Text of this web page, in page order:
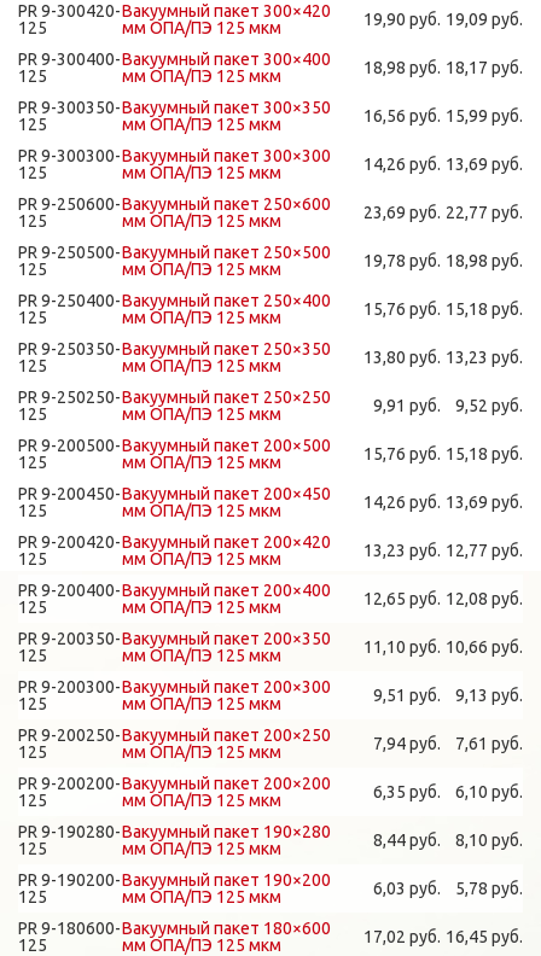
PR 9-300420-
125
Вакуумный пакет 300×420
мм ОПА/ПЭ 125 мкм
19,90 руб. 19,09 руб.
PR 9-300400-
125
Вакуумный пакет 300×400
мм ОПА/ПЭ 125 мкм
18,98 руб. 18,17 руб.
PR 9-300350-
125
Вакуумный пакет 300×350
мм ОПА/ПЭ 125 мкм
16,56 руб. 15,99 руб.
PR 9-300300-
125
Вакуумный пакет 300×300
мм ОПА/ПЭ 125 мкм
14,26 руб. 13,69 руб.
PR 9-250600-
125
Вакуумный пакет 250×600
мм ОПА/ПЭ 125 мкм
23,69 руб. 22,77 руб.
PR 9-250500-
125
Вакуумный пакет 250×500
мм ОПА/ПЭ 125 мкм
19,78 руб. 18,98 руб.
PR 9-250400-
125
Вакуумный пакет 250×400
мм ОПА/ПЭ 125 мкм
15,76 руб. 15,18 руб.
PR 9-250350-
125
Вакуумный пакет 250×350
мм ОПА/ПЭ 125 мкм
13,80 руб. 13,23 руб.
PR 9-250250-
125
Вакуумный пакет 250×250
мм ОПА/ПЭ 125 мкм
9,91 руб. 9,52 руб.
PR 9-200500-
125
Вакуумный пакет 200×500
мм ОПА/ПЭ 125 мкм
15,76 руб. 15,18 руб.
PR 9-200450-
125
Вакуумный пакет 200×450
мм ОПА/ПЭ 125 мкм
14,26 руб. 13,69 руб.
PR 9-200420-
125
Вакуумный пакет 200×420
мм ОПА/ПЭ 125 мкм
13,23 руб. 12,77 руб.
PR 9-200400-
125
Вакуумный пакет 200×400
мм ОПА/ПЭ 125 мкм
12,65 руб. 12,08 руб.
PR 9-200350-
125
Вакуумный пакет 200×350
мм ОПА/ПЭ 125 мкм
11,10 руб. 10,66 руб.
PR 9-200300-
125
Вакуумный пакет 200×300
мм ОПА/ПЭ 125 мкм
9,51 руб. 9,13 руб.
PR 9-200250-
125
Вакуумный пакет 200×250
мм ОПА/ПЭ 125 мкм
7,94 руб. 7,61 руб.
PR 9-200200-
125
Вакуумный пакет 200×200
мм ОПА/ПЭ 125 мкм
6,35 руб. 6,10 руб.
PR 9-190280-
125
Вакуумный пакет 190×280
мм ОПА/ПЭ 125 мкм
8,44 руб. 8,10 руб.
PR 9-190200-
125
Вакуумный пакет 190×200
мм ОПА/ПЭ 125 мкм
6,03 руб. 5,78 руб.
PR 9-180600-
125
Вакуумный пакет 180×600
мм ОПА/ПЭ 125 мкм
17,02 руб. 16,45 руб.